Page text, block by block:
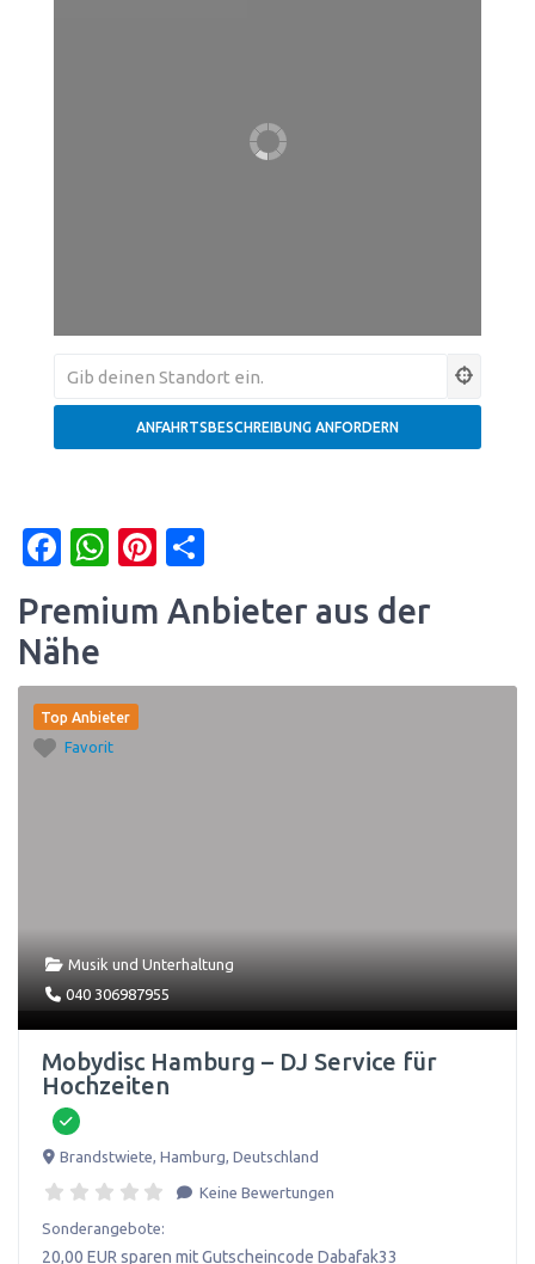
Facebook
WhatsApp
Pinterest
Premium Anbieter aus der
Nähe
Top Anbieter
Favorit
Musik und Unterhaltung
040 306987955
Mobydisc Hamburg – DJ Service für
Hochzeiten
Brandstwiete, Hamburg, Deutschland
Keine Bewertungen
Sonderangebote:
20,00 EUR sparen mit Gutscheincode Dabafak33